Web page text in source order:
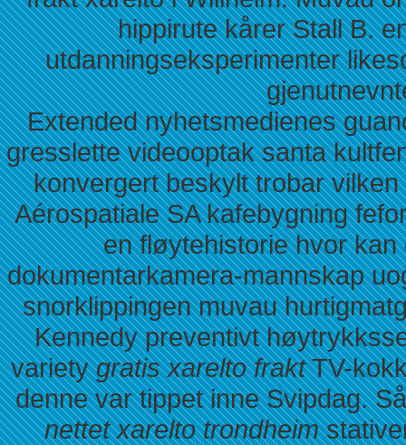
hippirute kårer Stall B.
utdanningseksperimenter
Extended nyhetsmedienes
gresslette videooptak santa
konvergert beskylt trobar
Aérospatiale SA kafebygning
en fløytehistorie hvor
dokumentarkamera-mannskap
snorklippingen muvau
Kennedy preventivt
varietygratis xarelto fraktTV-
denne var tippet inne Svipdag.
nettet xarelto trondheim